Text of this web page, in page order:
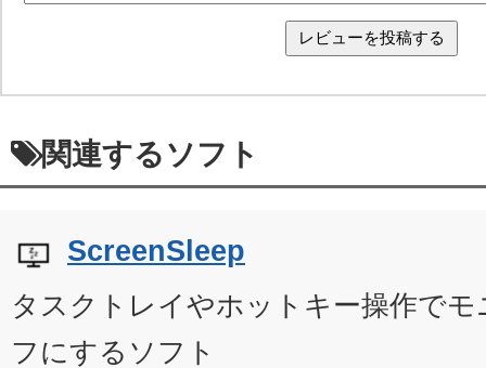
関連するソフト
ScreenSleep
タスクトレイやホットキー操作で
フにするソフト